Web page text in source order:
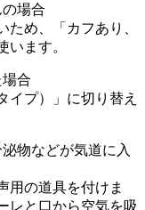
場合
め、「カフあり、
います。
合
イプ）」に切り替え
物などが気道に入
用の道具を付けま
レと口から空気を吸